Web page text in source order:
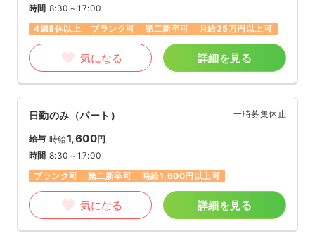
時間 8:30～17:00
4週8休以上
ブランク可 第二新卒可 月給25万円以上可
気になる 詳細を見る
日勤のみ（パート） 一時募集休止
給与 時給1,600円
時間 8:30～17:00
ブランク可
第二新卒可 時給1,600円以上可
気になる 詳細を見る